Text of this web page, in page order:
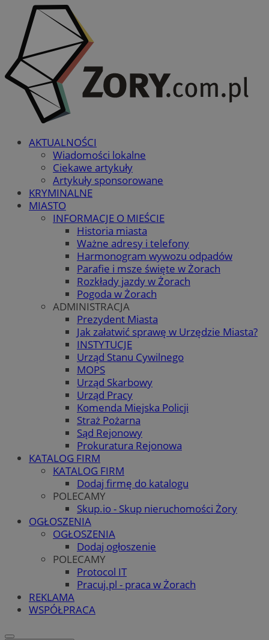
AKTUALNOŚCI
Wiadomości lokalne
Ciekawe artykuły
Artykuły sponsorowane
KRYMINALNE
MIASTO
INFORMACJE O MIEŚCIE
Historia miasta
Ważne adresy i telefony
Harmonogram wywozu odpadów
Parafie i msze święte w Żorach
Rozkłady jazdy w Żorach
Pogoda w Żorach
ADMINISTRACJA
Prezydent Miasta
Jak załatwić sprawę w Urzędzie Miasta?
INSTYTUCJE
Urząd Stanu Cywilnego
MOPS
Urząd Skarbowy
Urząd Pracy
Komenda Miejska Policji
Straż Pożarna
Sąd Rejonowy
Prokuratura Rejonowa
KATALOG FIRM
KATALOG FIRM
Dodaj firmę do katalogu
POLECAMY
Skup.io - Skup nieruchomości Żory
OGŁOSZENIA
OGŁOSZENIA
Dodaj ogłoszenie
POLECAMY
Protocol IT
Pracuj.pl - praca w Żorach
REKLAMA
WSPÓŁPRACA